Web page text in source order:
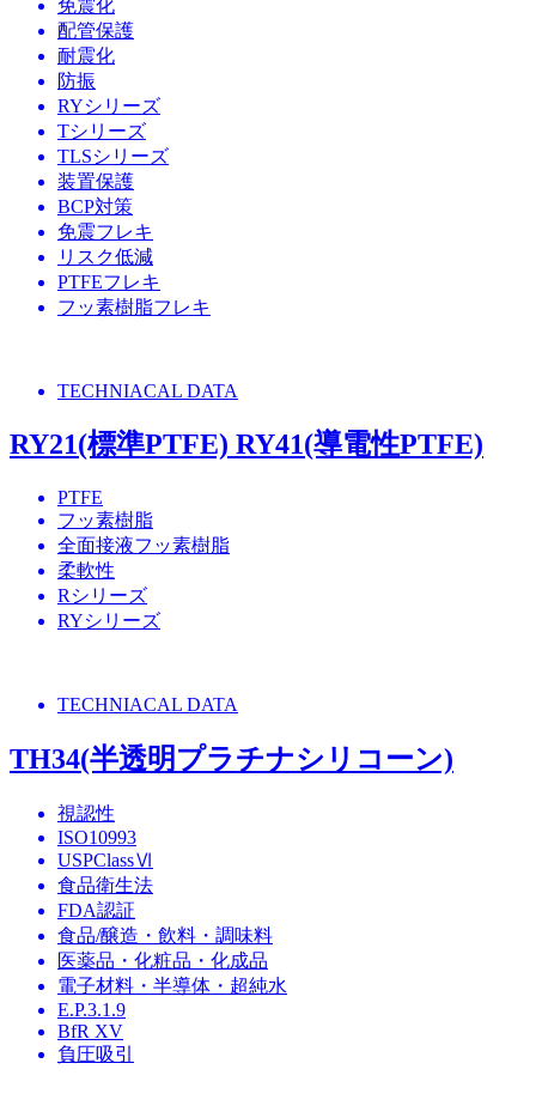
免震化
配管保護
耐震化
防振
RYシリーズ
Tシリーズ
TLSシリーズ
装置保護
BCP対策
免震フレキ
リスク低減
PTFEフレキ
フッ素樹脂フレキ
TECHNIACAL DATA
RY21(標準PTFE) RY41(導電性PTFE)
PTFE
フッ素樹脂
全面接液フッ素樹脂
柔軟性
Rシリーズ
RYシリーズ
TECHNIACAL DATA
TH34(半透明プラチナシリコーン)
視認性
ISO10993
USPClassⅥ
食品衛生法
FDA認証
食品/醸造・飲料・調味料
医薬品・化粧品・化成品
電子材料・半導体・超純水
E.P.3.1.9
BfR XV
負圧吸引